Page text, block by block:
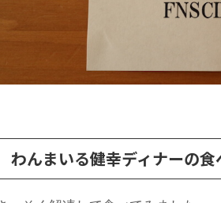
わんまいる健幸ディナーの食